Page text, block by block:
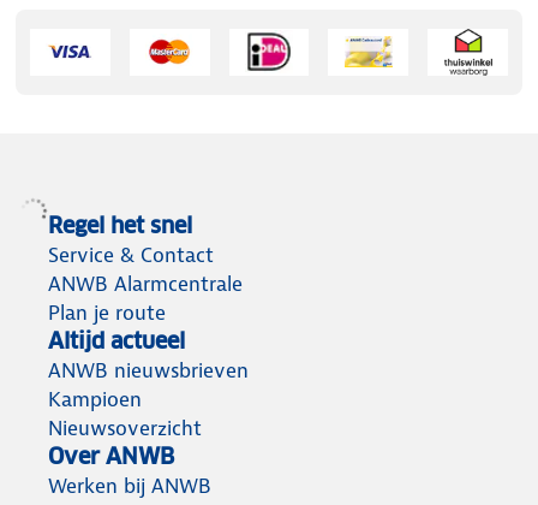
Regel het snel
Service & Contact
ANWB Alarmcentrale
Plan je route
Altijd actueel
ANWB nieuwsbrieven
Kampioen
Nieuwsoverzicht
Over ANWB
Werken bij ANWB